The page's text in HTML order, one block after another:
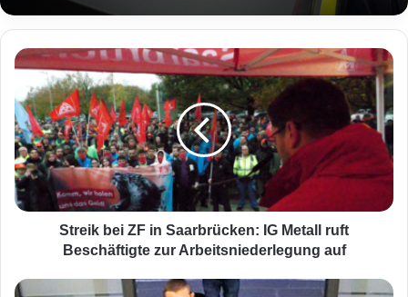
S
r
e
i
k
b
e
i
n
Streik bei ZF in Saarbrücken: IG Metall ruft
Beschäftigte zur Arbeitsniederlegung auf
R